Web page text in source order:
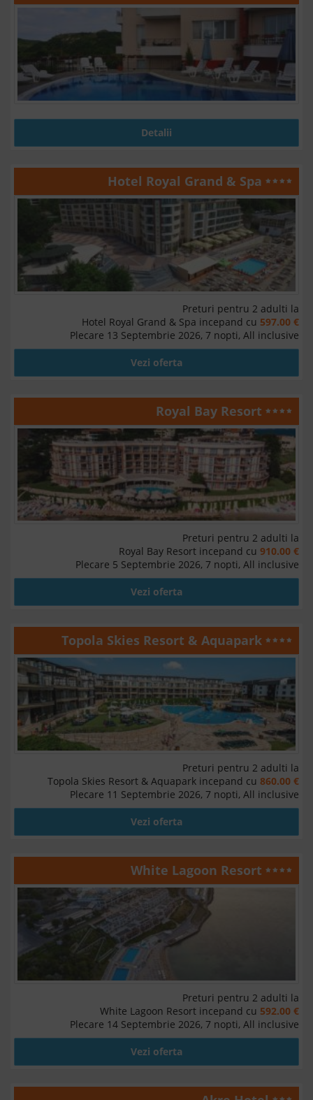
Detalii
Hotel Royal Grand & Spa
Preturi pentru 2 adulti la
Hotel Royal Grand & Spa incepand cu 597.00 €
Plecare 13 Septembrie 2026, 7 nopti, All inclusive
Vezi oferta
Royal Bay Resort
Preturi pentru 2 adulti la
Royal Bay Resort incepand cu 910.00 €
Plecare 5 Septembrie 2026, 7 nopti, All inclusive
Vezi oferta
Topola Skies Resort & Aquapark
Preturi pentru 2 adulti la
Topola Skies Resort & Aquapark incepand cu 860.00 €
Plecare 11 Septembrie 2026, 7 nopti, All inclusive
Vezi oferta
White Lagoon Resort
Preturi pentru 2 adulti la
White Lagoon Resort incepand cu 592.00 €
Plecare 14 Septembrie 2026, 7 nopti, All inclusive
Vezi oferta